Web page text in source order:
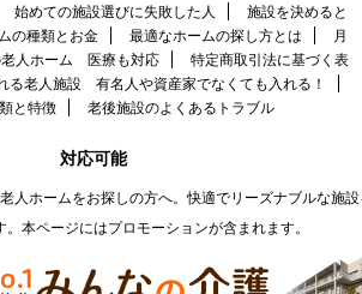
始めての施設選びに失敗した人
施設を決めると
の種類とお金
最適なホームの探し方とは
月
人ホーム 医療も対応
特定商取引法に基づく表
る老人施設 有名人や資産家でなくても入れる！
と特徴
老後施設のよくあるトラブル
対応可能
人ホームをお探しの方へ。快適でリーズナブルな施
。本ページにはプロモーションが含まれます。